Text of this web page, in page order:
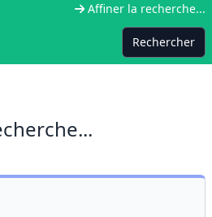
Affiner la recherche...
Rechercher